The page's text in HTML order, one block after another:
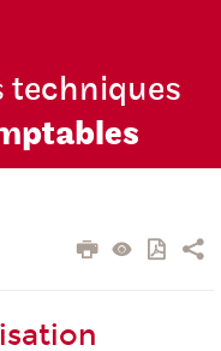
techniques
ptables